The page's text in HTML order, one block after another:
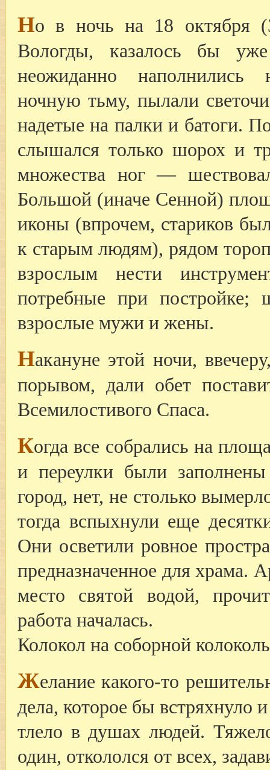
Но в ночь на 18 октября
Вологды, казалось бы
неожиданно наполнились
ночную тьму, пылали
надетые на палки и батоги.
слышался только шорох и
множества ног —
Большой (иначе Сенной)
иконы (впрочем, стариков
к старым людям), рядом
взрослым нести
потребные при
взрослые мужи и жены.
Накануне этой ночи,
порывом, дали обет
Всемилостивого Спаса.
Когда все собрались на
и переулки были
город, нет, не столько
тогда вспыхнули еще
Они осветили ровное
предназначенное для храма.
место святой водой,
работа началась.
Колокол на соборной
Желание какого-то
дела, которое бы встряхнуло
тлело в душах людей.
один, откололся от всех,